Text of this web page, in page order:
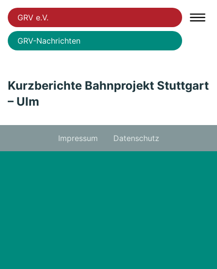
GRV e.V.
GRV-Nachrichten
Kurzberichte Bahnprojekt Stuttgart
– Ulm
Impressum Datenschutz